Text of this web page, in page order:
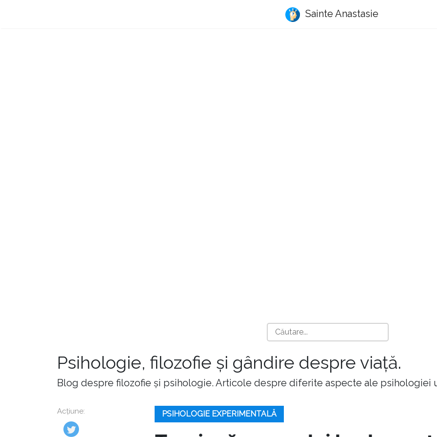
Sainte Anastasie
Psihologie, filozofie și gândire despre viață.
Blog despre filozofie și psihologie. Articole despre diferite aspecte ale psihologiei
Acțiune: PSIHOLOGIE EXPERIMENTALĂ